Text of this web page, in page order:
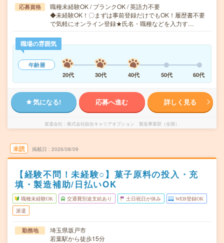
応募資格
職種未経験OK / ブランクOK / 英語力不要
◆未経験OK！〇まずは事前登録だけでもOK！履歴書不要
で気軽にオンライン登録★氏名・職種などを入力す…
職場の雰囲気
年齢層
20代
30代 40代 50代 60代
気になる! 応募へ進む 詳しく見る
派遣会社 株式会社綜合キャリアオプション 製造事業部（全国）
未読 掲載日 2026/08/09
【経験不問！未経験○】菓子原料の投入・充
填・製造補助/日払いOK
職種未経験OK 交通費別途支給あり 土日祝日が休み WEB登録OK
派遣
勤務地
埼玉県坂戸市
若葉駅から徒歩15分